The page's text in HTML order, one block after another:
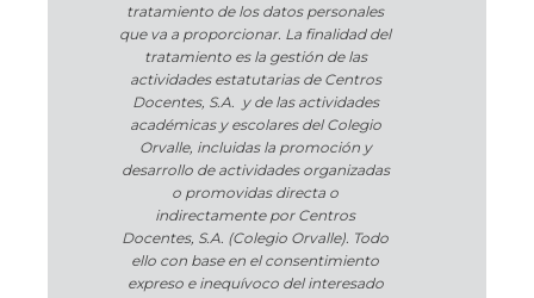
tratamiento de los datos personales
que va a proporcionar. La finalidad del
tratamiento es la gestión de las
actividades estatutarias de Centros
Docentes, S.A. y de las actividades
académicas y escolares del Colegio
Orvalle, incluidas la promoción y
desarrollo de actividades organizadas
o promovidas directa o
indirectamente por Centros
Docentes, S.A. (Colegio Orvalle). Todo
ello con base en el consentimiento
expreso e inequívoco del interesado